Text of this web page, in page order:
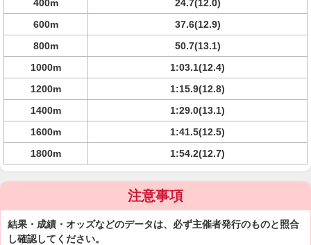
400m
24.7(12.0)
600m
37.6(12.9)
800m
50.7(13.1)
1000m
1:03.1(12.4)
1200m
1:15.9(12.8)
1400m
1:29.0(13.1)
1600m
1:41.5(12.5)
1800m
1:54.2(12.7)
注意事項
結果・成績・オッズなどのデータは、必ず主催者発行のものと照合
し確認してください。